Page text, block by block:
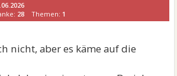
28 Themen: 1
nicht, aber es käme auf die